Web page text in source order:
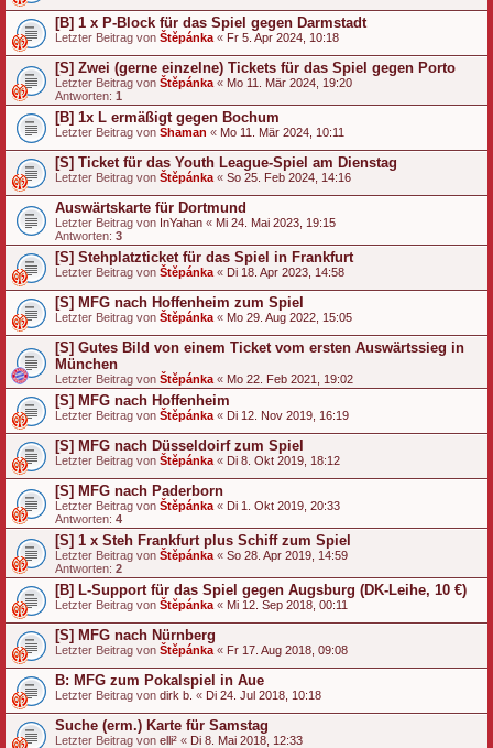
[B] 1 x P-Block für das Spiel gegen Darmstadt
Letzter Beitrag von Štěpánka « Fr 5. Apr 2024, 10:18
[S] Zwei (gerne einzelne) Tickets für das Spiel gegen Porto
Letzter Beitrag von Štěpánka « Mo 11. Mär 2024, 19:20
Antworten: 1
[B] 1x L ermäßigt gegen Bochum
Letzter Beitrag von Shaman « Mo 11. Mär 2024, 10:11
[S] Ticket für das Youth League-Spiel am Dienstag
Letzter Beitrag von Štěpánka « So 25. Feb 2024, 14:16
Auswärtskarte für Dortmund
Letzter Beitrag von InYahan « Mi 24. Mai 2023, 19:15
Antworten: 3
[S] Stehplatzticket für das Spiel in Frankfurt
Letzter Beitrag von Štěpánka « Di 18. Apr 2023, 14:58
[S] MFG nach Hoffenheim zum Spiel
Letzter Beitrag von Štěpánka « Mo 29. Aug 2022, 15:05
[S] Gutes Bild von einem Ticket vom ersten Auswärtssieg in
München
Letzter Beitrag von Štěpánka « Mo 22. Feb 2021, 19:02
[S] MFG nach Hoffenheim
Letzter Beitrag von Štěpánka « Di 12. Nov 2019, 16:19
[S] MFG nach Düsseldoirf zum Spiel
Letzter Beitrag von Štěpánka « Di 8. Okt 2019, 18:12
[S] MFG nach Paderborn
Letzter Beitrag von Štěpánka « Di 1. Okt 2019, 20:33
Antworten: 4
[S] 1 x Steh Frankfurt plus Schiff zum Spiel
Letzter Beitrag von Štěpánka « So 28. Apr 2019, 14:59
Antworten: 2
[B] L-Support für das Spiel gegen Augsburg (DK-Leihe, 10 €)
Letzter Beitrag von Štěpánka « Mi 12. Sep 2018, 00:11
[S] MFG nach Nürnberg
Letzter Beitrag von Štěpánka « Fr 17. Aug 2018, 09:08
B: MFG zum Pokalspiel in Aue
Letzter Beitrag von dirk b. « Di 24. Jul 2018, 10:18
Suche (erm.) Karte für Samstag
Letzter Beitrag von elli² « Di 8. Mai 2018, 12:33